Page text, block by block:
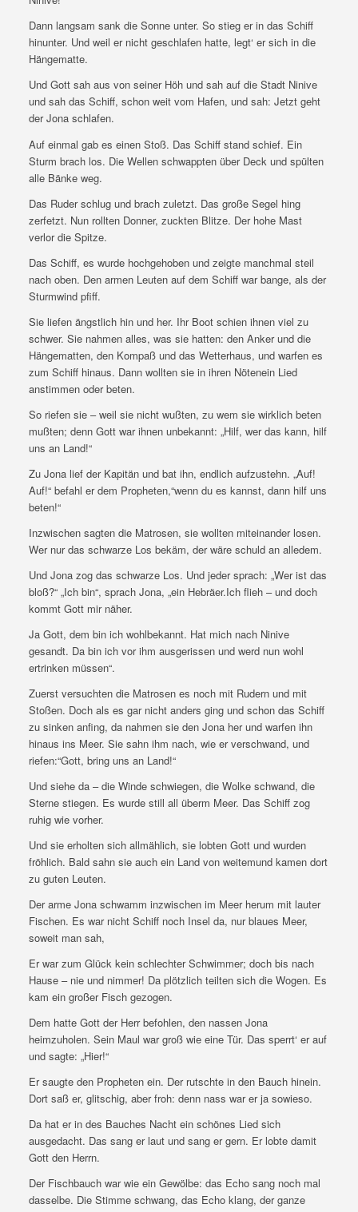
Dann langsam sank die Sonne unter. So stieg er in das Schiff
hinunter. Und weil er nicht geschlafen hatte, legt‘ er sich in die
Hängematte.
Und Gott sah aus von seiner Höh und sah auf die Stadt Ninive
und sah das Schiff, schon weit vom Hafen, und sah: Jetzt geht
der Jona schlafen.
Auf einmal gab es einen Stoß. Das Schiff stand schief. Ein
Sturm brach los. Die Wellen schwappten über Deck und spülten
alle Bänke weg.
Das Ruder schlug und brach zuletzt. Das große Segel hing
zerfetzt. Nun rollten Donner, zuckten Blitze. Der hohe Mast
verlor die Spitze.
Das Schiff, es wurde hochgehoben und zeigte manchmal steil
nach oben. Den armen Leuten auf dem Schiff war bange, als der
Sturmwind pfiff.
Sie liefen ängstlich hin und her. Ihr Boot schien ihnen viel zu
schwer. Sie nahmen alles, was sie hatten: den Anker und die
Hängematten, den Kompaß und das Wetterhaus, und warfen es
zum Schiff hinaus. Dann wollten sie in ihren Nötenein Lied
anstimmen oder beten.
So riefen sie – weil sie nicht wußten, zu wem sie wirklich beten
mußten; denn Gott war ihnen unbekannt: „Hilf, wer das kann, hilf
uns an Land!“
Zu Jona lief der Kapitän und bat ihn, endlich aufzustehn. „Auf!
Auf!“ befahl er dem Propheten,“wenn du es kannst, dann hilf uns
beten!“
Inzwischen sagten die Matrosen, sie wollten miteinander losen.
Wer nur das schwarze Los bekäm, der wäre schuld an alledem.
Und Jona zog das schwarze Los. Und jeder sprach: „Wer ist das
bloß?“ „Ich bin“, sprach Jona, „ein Hebräer.Ich flieh – und doch
kommt Gott mir näher.
Ja Gott, dem bin ich wohlbekannt. Hat mich nach Ninive
gesandt. Da bin ich vor ihm ausgerissen und werd nun wohl
ertrinken müssen“.
Zuerst versuchten die Matrosen es noch mit Rudern und mit
Stoßen. Doch als es gar nicht anders ging und schon das Schiff
zu sinken anfing, da nahmen sie den Jona her und warfen ihn
hinaus ins Meer. Sie sahn ihm nach, wie er verschwand, und
riefen:“Gott, bring uns an Land!“
Und siehe da – die Winde schwiegen, die Wolke schwand, die
Sterne stiegen. Es wurde still all überm Meer. Das Schiff zog
ruhig wie vorher.
Und sie erholten sich allmählich, sie lobten Gott und wurden
fröhlich. Bald sahn sie auch ein Land von weitemund kamen dort
zu guten Leuten.
Der arme Jona schwamm inzwischen im Meer herum mit lauter
Fischen. Es war nicht Schiff noch Insel da, nur blaues Meer,
soweit man sah,
Er war zum Glück kein schlechter Schwimmer; doch bis nach
Hause – nie und nimmer! Da plötzlich teilten sich die Wogen. Es
kam ein großer Fisch gezogen.
Dem hatte Gott der Herr befohlen, den nassen Jona
heimzuholen. Sein Maul war groß wie eine Tür. Das sperrt‘ er auf
und sagte: „Hier!“
Er saugte den Propheten ein. Der rutschte in den Bauch hinein.
Dort saß er, glitschig, aber froh: denn nass war er ja sowieso.
Da hat er in des Bauches Nacht ein schönes Lied sich
ausgedacht. Das sang er laut und sang er gern. Er lobte damit
Gott den Herrn.
Der Fischbauch war wie ein Gewölbe: das Echo sang noch mal
dasselbe. Die Stimme schwang, das Echo klang, der ganze